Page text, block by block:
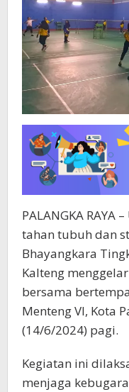
PALANGKA RAYA
tahan tubuh dan
Bhayangkara
Kalteng
bersama
Menteng VI, Kota
(14/6/2024) pagi.
Kegiatan ini
menjaga